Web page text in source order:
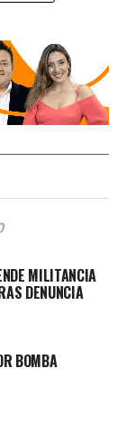
MILITANCIA
DENUNCIA
BOMBA